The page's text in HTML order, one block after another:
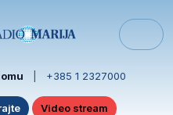
+385 1 2327000
Video stream